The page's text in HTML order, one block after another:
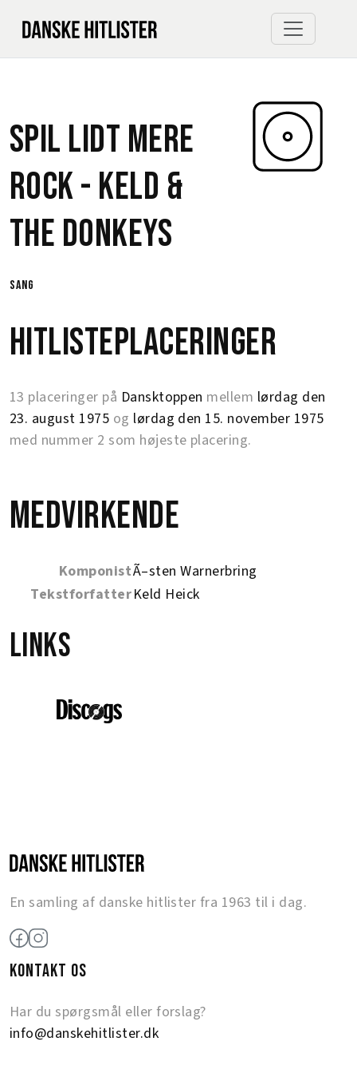
Spil Lidt Mere
Rock - Keld &
The Donkeys
sang
Hitlisteplaceringer
13 placeringer på Dansktoppen mellem lørdag den
23. august 1975 og lørdag den 15. november 1975
med nummer 2 som højeste placering.
Medvirkende
KomponistÃ–sten Warnerbring
TekstforfatterKeld Heick
Links
En samling af danske hitlister fra 1963 til i dag.
KONTAKT OS
Har du spørgsmål eller forslag?
info@danskehitlister.dk